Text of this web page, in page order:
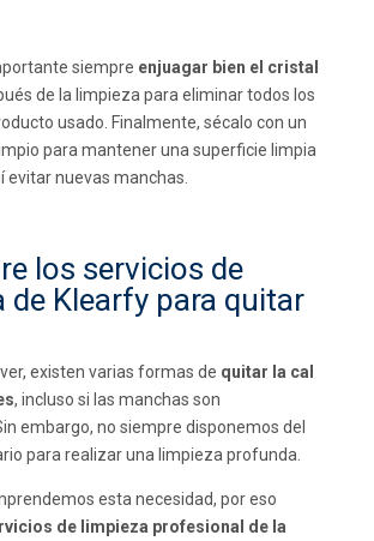
siempre enjuagar bien el cristal
de la limpieza para eliminar todos los
usado. Finalmente, sécalo con un
para mantener una superficie limpia
evitar nuevas manchas.
los servicios de
de Klearfy para quitar
existen varias formas de quitar la cal
, incluso si las manchas son
embargo, no siempre disponemos del
para realizar una limpieza profunda.
esta necesidad, por eso
de limpieza profesional de la